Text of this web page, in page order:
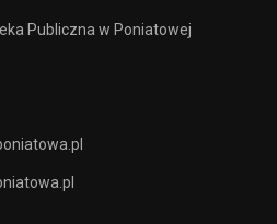
Publiczna w Poniatowej